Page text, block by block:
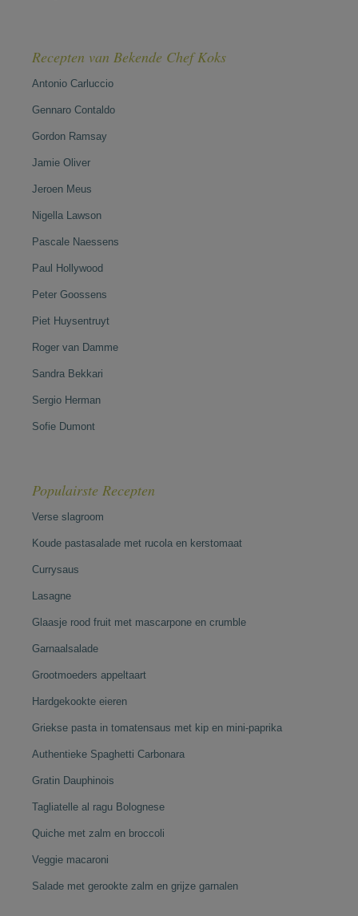
Recepten van Bekende Chef Koks
Antonio Carluccio
Gennaro Contaldo
Gordon Ramsay
Jamie Oliver
Jeroen Meus
Nigella Lawson
Pascale Naessens
Paul Hollywood
Peter Goossens
Piet Huysentruyt
Roger van Damme
Sandra Bekkari
Sergio Herman
Sofie Dumont
Populairste Recepten
Verse slagroom
Koude pastasalade met rucola en kerstomaat
Currysaus
Lasagne
Glaasje rood fruit met mascarpone en crumble
Garnaalsalade
Grootmoeders appeltaart
Hardgekookte eieren
Griekse pasta in tomatensaus met kip en mini-paprika
Authentieke Spaghetti Carbonara
Gratin Dauphinois
Tagliatelle al ragu Bolognese
Quiche met zalm en broccoli
Veggie macaroni
Salade met gerookte zalm en grijze garnalen